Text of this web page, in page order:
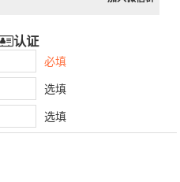
认证
必填
选填
选填